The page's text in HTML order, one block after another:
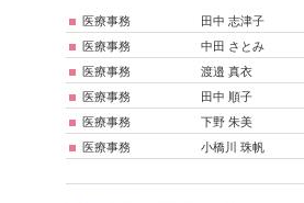
医療事務
田中 志津子
医療事務
中田 さとみ
医療事務
渡邉 真衣
医療事務
田中 順子
医療事務
下野 朱美
医療事務
小橋川 珠帆